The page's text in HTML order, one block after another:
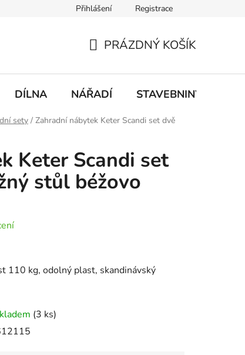
Doprava a platbaPřihlášení Registrace
KOŠÍK
PRÁZDNÝ KOŠÍK
DÍLNA NÁŘADÍ STAVEBNINY
sety / Zahradní nábytek Keter Scandi set dvě
Keter Scandi set
stůl béžovo
110 kg, odolný plast, skandinávský
(3 ks)